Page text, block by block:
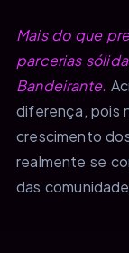
Mais do que
parcerias
Bandeirante.
diferença, pois
crescimento
realmente se
das